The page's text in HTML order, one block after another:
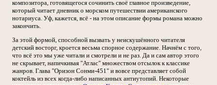
композитора, готовящегося сочинить своё главное произведение,
который читает дневник о морском путешествии американского
нотариуса. Уф, кажется, всё - на этом описание формы романа можно
закончить.
За этой формой, способной вызвать у неискушённого читателя
детский восторг, кроется весьма спорное содержание. Начнём с того,
что всё это мы уже читали и смотрели и не раз. Да и сам автор этого
не скрывает, напичкивая "Атлас" множеством отсылок к классике
жанров. Глава "Оризон Сонми-451" и вовсе представляет собой
коктейль из всех когда-либо написанных антиутопий. Некоторые